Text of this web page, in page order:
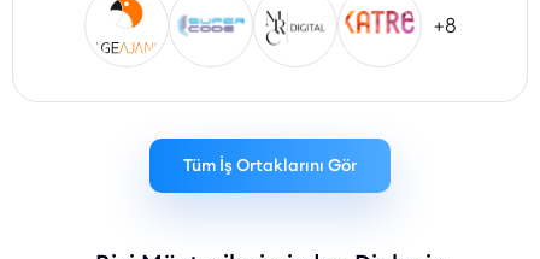
+8
Tüm İş Ortaklarını Gör